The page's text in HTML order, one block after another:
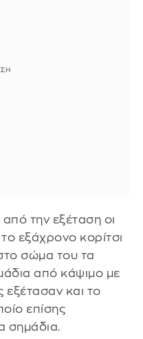
από την εξέταση οι
εξάχρονο κορίτσι
σώμα του τα
από κάψιμο με
και το
επίσης
σημάδια.